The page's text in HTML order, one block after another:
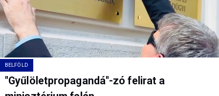
BELFÖLD
"Gyűlöletpropagandá"-zó felirat a